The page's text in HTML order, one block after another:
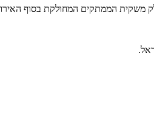
משקית הממתקים המחולקת בסוף